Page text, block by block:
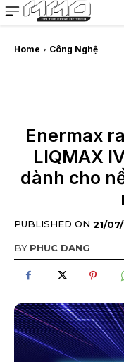
MMOSITE -
Bài viết nổi bật
Home Công Nghệ
Enermax
LIQMAX
dành cho
PUBLISHED ON 21/
BY PHUC DANG